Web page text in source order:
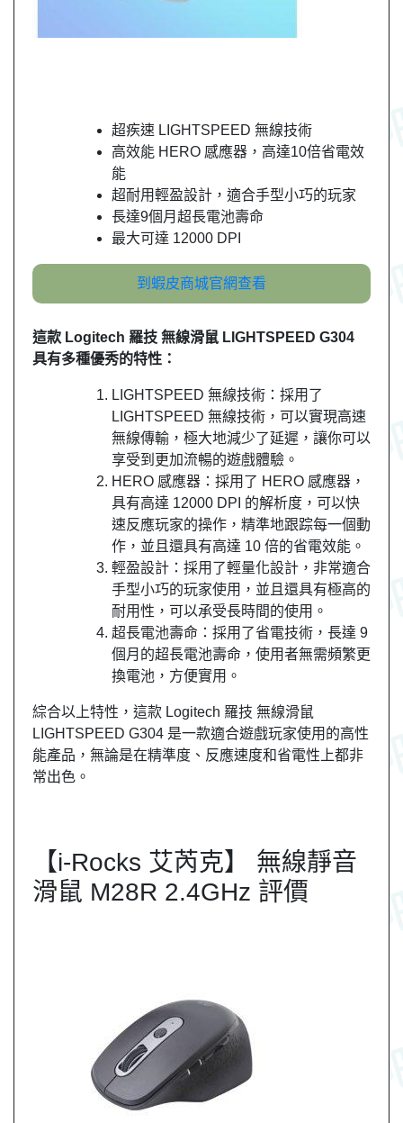
超疾速 LIGHTSPEED 無線技術
高效能 HERO 感應器，高達10倍省電效
能
超耐用輕盈設計，適合手型小巧的玩家
長達9個月超長電池壽命
最大可達 12000 DPI
到蝦皮商城官網查看
這款 Logitech 羅技 無線滑鼠 LIGHTSPEED G304
具有多種優秀的特性：
LIGHTSPEED 無線技術：採用了
LIGHTSPEED 無線技術，可以實現高速
無線傳輸，極大地減少了延遲，讓你可以
享受到更加流暢的遊戲體驗。
HERO 感應器：採用了 HERO 感應器，
具有高達 12000 DPI 的解析度，可以快
速反應玩家的操作，精準地跟踪每一個動
作，並且還具有高達 10 倍的省電效能。
輕盈設計：採用了輕量化設計，非常適合
手型小巧的玩家使用，並且還具有極高的
耐用性，可以承受長時間的使用。
超長電池壽命：採用了省電技術，長達 9
個月的超長電池壽命，使用者無需頻繁更
換電池，方便實用。
綜合以上特性，這款 Logitech 羅技 無線滑鼠
LIGHTSPEED G304 是一款適合遊戲玩家使用的高性
能產品，無論是在精準度、反應速度和省電性上都非
常出色。
【i-Rocks 艾芮克】 無線靜音
滑鼠 M28R 2.4GHz 評價